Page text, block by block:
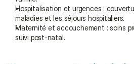
Hospitalisation et urgences :
maladies et les séjours hospitaliers.
Maternité et accouchement : soins
suivi post-natal.